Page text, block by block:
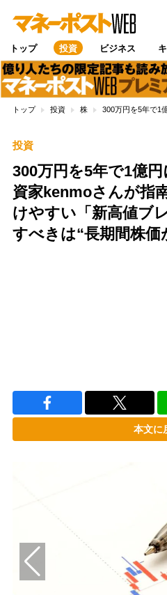
トップ 投資 ビジネス
トップ 投資 株 300万円を5年で1
投資
300万円を5年で1億
資家kenmoさんが指
けやすい「新高値ブ
すべきは“長期間株価
本文に